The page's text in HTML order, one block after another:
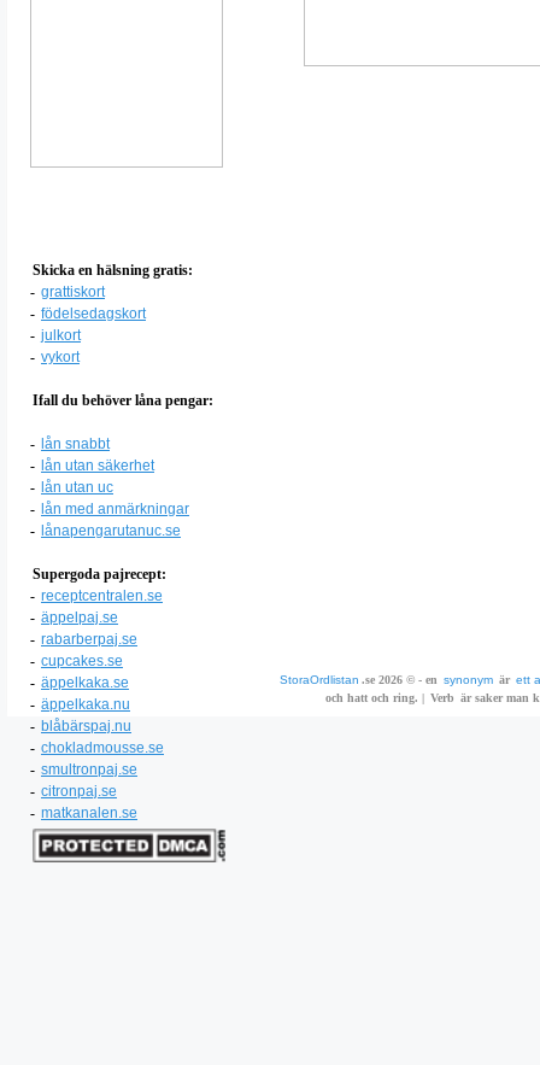
Skicka en hälsning gratis:
- grattiskort
- födelsedagskort
- julkort
- vykort
Ifall du behöver låna pengar:
- lån snabbt
- lån utan säkerhet
- lån utan uc
- lån med anmärkningar
- lånapengarutanuc.se
Supergoda pajrecept:
- receptcentralen.se
- äppelpaj.se
- rabarberpaj.se
- cupcakes.se
- äppelkaka.se
- äppelkaka.nu
- blåbärspaj.nu
- chokladmousse.se
- smultronpaj.se
- citronpaj.se
- matkanalen.se
StoraOrdlistan .se 2026 © - en synonym är ett
och hatt och ring. | Verb är saker man